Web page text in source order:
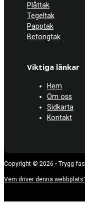
Plåttak
Tegeltak
Papptak
Betongtak
Viktiga länkar
Hem
Om oss
Sidkarta
Kontakt
Copyright © 2026 • Trygg
Vem driver denna